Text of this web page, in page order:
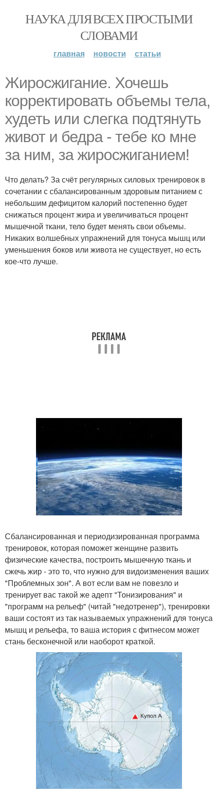
НАУКА ДЛЯ ВСЕХ ПРОСТЫМИ
СЛОВАМИ
главная новости статьи
Жиросжигание. Хочешь
корректировать объемы тела,
худеть или слегка подтянуть
живот и бедра - тебе ко мне
за ним, за жиросжиганием!
Что делать? За счёт регулярных силовых тренировок в
сочетании с сбалансированным здоровым питанием с
небольшим дефицитом калорий постепенно будет
снижаться процент жира и увеличиваться процент
мышечной ткани, тело будет менять свои объемы.
Никаких волшебных упражнений для тонуса мышц или
уменьшения боков или живота не существует, но есть
кое-что лучше.
Сбалансированная и периодизированная программа
тренировок, которая поможет женщине развить
физические качества, построить мышечную ткань и
сжечь жир - это то, что нужно для видоизменения ваших
"Проблемных зон". А вот если вам не повезло и
тренирует вас такой же адепт "Тонизирования" и
"программ на рельеф" (читай "недотренер"), тренировки
ваши состоят из так называемых упражнений для тонуса
мышц и рельефа, то ваша история с фитнесом может
стань бесконечной или наоборот краткой.